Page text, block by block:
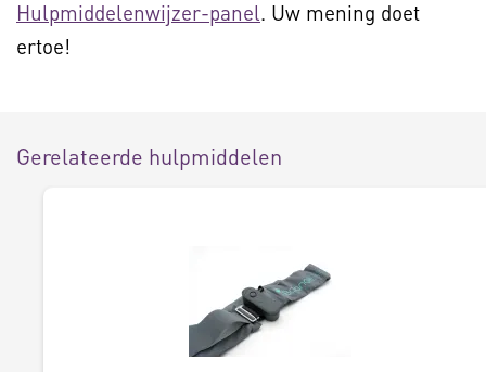
Hulpmiddelenwijzer-panel. Uw mening doet
ertoe!
Gerelateerde hulpmiddelen